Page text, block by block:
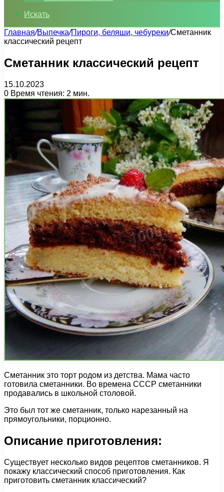
Искать
Главная/Выпечка/Пироги, беляши, чебуреки/Сметанник
классический рецепт
Сметанник классический рецепт
15.10.2023
0 Время чтения: 2 мин.
Сметанник это торт родом из детства. Мама часто
готовила сметанники. Во времена СССР сметанники
продавались в школьной столовой.
Это был тот же сметанник, только нарезанный на
прямоугольники, порционно.
Описание приготовления:
Существует несколько видов рецептов сметанников. Я
покажу классический способ приготовления. Как
приготовить сметанник классический?